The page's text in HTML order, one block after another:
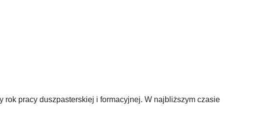
pracy duszpasterskiej i formacyjnej. W najbliższym czasie